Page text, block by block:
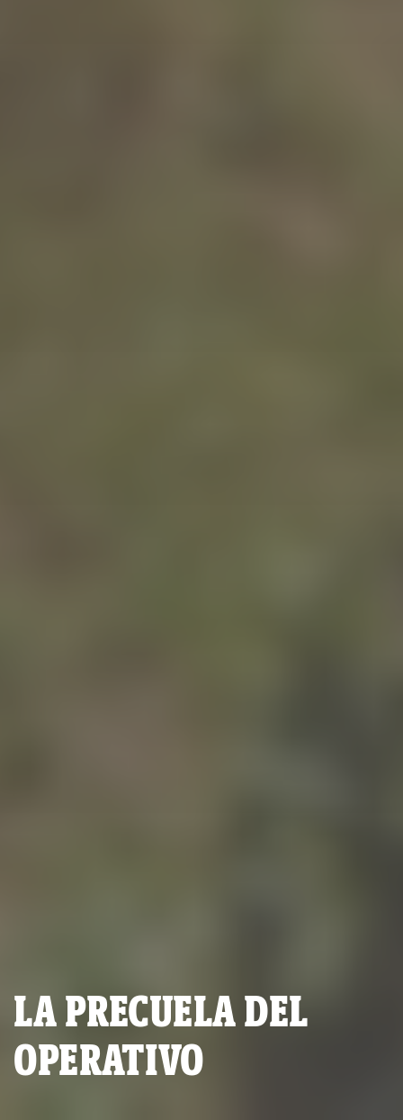
LA PRECUELA DEL
OPERATIVO